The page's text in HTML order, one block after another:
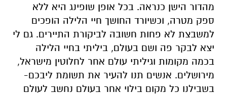
מהדור הישן כנראה. בכל אופן שופינג היא ללא
ספק מטרה, וכשיורד החושך חיי הלילה הופכים
למשבצת לא פחות חשובה לביקורת התיירים. גם לי
יצא לבקר פה ושם בעולם, ביליתי בחיי הלילה
בכמה מקומות וגיליתי עולם אחר לחלוטין מישראל,
מירושלים. אנשים תנו להעיר את תשומת ליבכם-
בשבילנו כל מקום בילוי אחר בעולם נחשב לעולם